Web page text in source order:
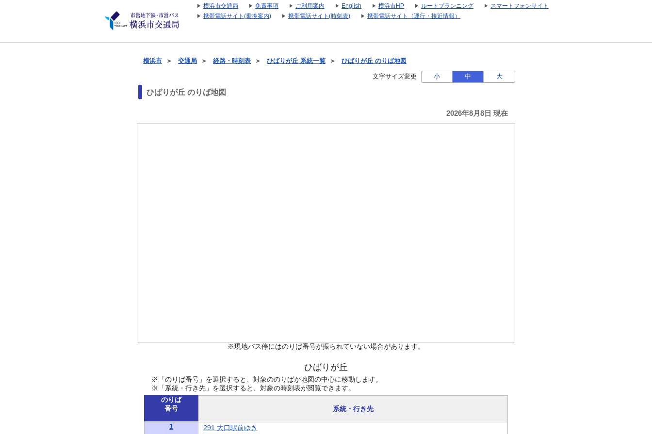
横浜市交通局 免責事項 ご利用案内 English 横浜市HP ルートプランニング
スマートフォンサイト
携帯電話サイト(乗換案内)
携帯電話サイト(時刻表) 携帯電話サイト（運行・接近情報）
横浜市 ＞ 交通局 ＞ 経路・時刻表 ＞ ひばりが丘 系統一覧 ＞ ひばりが丘 のりば地図
文字サイズ変更 小 中 大
ひばりが丘 のりば地図
2026年8月8日 現在
※現地バス停にはのりば番号が振られていない場合があります。
ひばりが丘
※「のりば番号」を選択すると、対象ののりばが地図の中心に移動します。
※「系統・行き先」を選択すると、対象の時刻表が閲覧できます。
のりば
番号
系統・行き先
1 291 大口駅前ゆき